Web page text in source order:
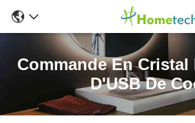
Commande En
D'USB De